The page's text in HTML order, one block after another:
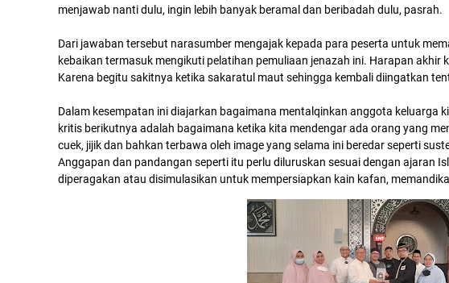
menjawab nanti dulu, ingin lebih banyak beramal dan beribadah dulu, pasrah.
Dari jawaban tersebut narasumber mengajak kepada para peserta untuk
kebaikan termasuk mengikuti pelatihan pemuliaan jenazah ini. Harapan akhir
Karena begitu sakitnya ketika sakaratul maut sehingga kembali diingatkan
Dalam kesempatan ini diajarkan bagaimana mentalqinkan anggota keluarga
kritis berikutnya adalah bagaimana ketika kita mendengar ada orang yang
cuek, jijik dan bahkan terbawa oleh image yang selama ini beredar seperti
Anggapan dan pandangan seperti itu perlu diluruskan sesuai dengan ajaran
diperagakan atau disimulasikan untuk mempersiapkan kain kafan,